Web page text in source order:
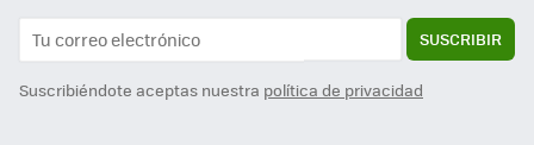
SUSCRIBIR
Suscribiéndote aceptas nuestra política de privacidad